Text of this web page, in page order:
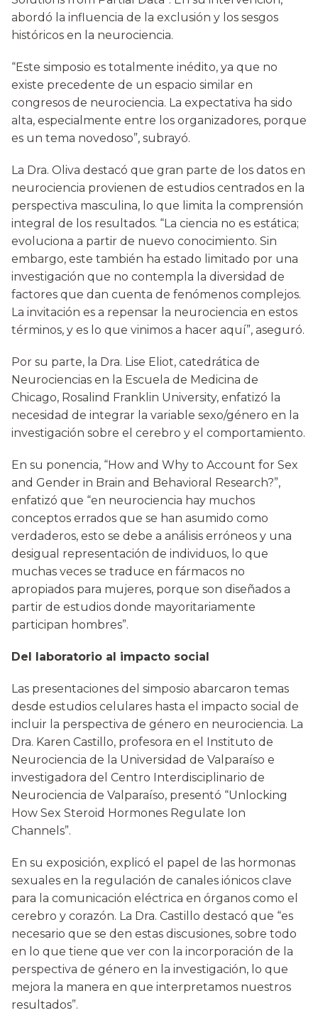
abordó la influencia de la exclusión y los sesgos
históricos en la neurociencia.
“Este simposio es totalmente inédito, ya que no
existe precedente de un espacio similar en
congresos de neurociencia. La expectativa ha sido
alta, especialmente entre los organizadores, porque
es un tema novedoso”, subrayó.
La Dra. Oliva destacó que gran parte de los datos en
neurociencia provienen de estudios centrados en la
perspectiva masculina, lo que limita la comprensión
integral de los resultados. “La ciencia no es estática;
evoluciona a partir de nuevo conocimiento. Sin
embargo, este también ha estado limitado por una
investigación que no contempla la diversidad de
factores que dan cuenta de fenómenos complejos.
La invitación es a repensar la neurociencia en estos
términos, y es lo que vinimos a hacer aquí”, aseguró.
Por su parte, la Dra. Lise Eliot, catedrática de
Neurociencias en la Escuela de Medicina de
Chicago, Rosalind Franklin University, enfatizó la
necesidad de integrar la variable sexo/género en la
investigación sobre el cerebro y el comportamiento.
En su ponencia, “How and Why to Account for Sex
and Gender in Brain and Behavioral Research?”,
enfatizó que “en neurociencia hay muchos
conceptos errados que se han asumido como
verdaderos, esto se debe a análisis erróneos y una
desigual representación de individuos, lo que
muchas veces se traduce en fármacos no
apropiados para mujeres, porque son diseñados a
partir de estudios donde mayoritariamente
participan hombres”.
Del laboratorio al impacto social
Las presentaciones del simposio abarcaron temas
desde estudios celulares hasta el impacto social de
incluir la perspectiva de género en neurociencia. La
Dra. Karen Castillo, profesora en el Instituto de
Neurociencia de la Universidad de Valparaíso e
investigadora del Centro Interdisciplinario de
Neurociencia de Valparaíso, presentó “Unlocking
How Sex Steroid Hormones Regulate Ion
Channels”.
En su exposición, explicó el papel de las hormonas
sexuales en la regulación de canales iónicos clave
para la comunicación eléctrica en órganos como el
cerebro y corazón. La Dra. Castillo destacó que “es
necesario que se den estas discusiones, sobre todo
en lo que tiene que ver con la incorporación de la
perspectiva de género en la investigación, lo que
mejora la manera en que interpretamos nuestros
resultados”.